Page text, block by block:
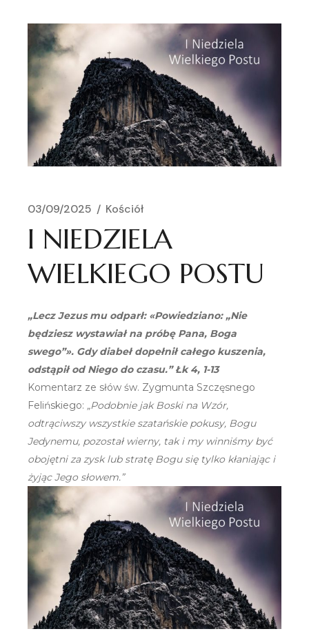
03/09/2025 Kościół
I NIEDZIELA
WIELKIEGO POSTU
„Lecz Jezus mu odparł: «Powiedziano: „Nie
będziesz wystawiał na próbę Pana, Boga
swego”». Gdy diabeł dopełnił całego kuszenia,
odstąpił od Niego do czasu.” Łk 4, 1-13
Komentarz ze słów św. Zygmunta Szczęsnego
Felińskiego: „Podobnie jak Boski na Wzór,
odtrąciwszy wszystkie szatańskie pokusy, Bogu
Jedynemu, pozostał wierny, tak i my winniśmy być
obojętni za zysk lub stratę Bogu się tylko kłaniając i
żyjąc Jego słowem.”